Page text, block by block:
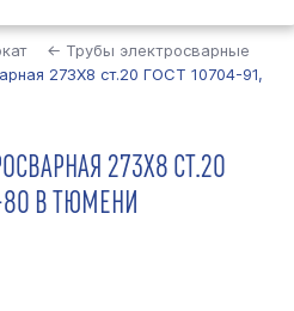
← Трубы электросварные
273Х8 ст.20 ГОСТ 10704-91,
273Х8 СТ.20
80 В ТЮМЕНИ